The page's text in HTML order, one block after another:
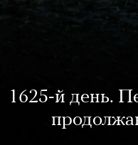
1625-й день.